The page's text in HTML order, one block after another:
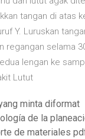
tangan di atas
Y. Luruskan
regangan selama
lengan ke
Lutut
minta diformat
de la
de materiales